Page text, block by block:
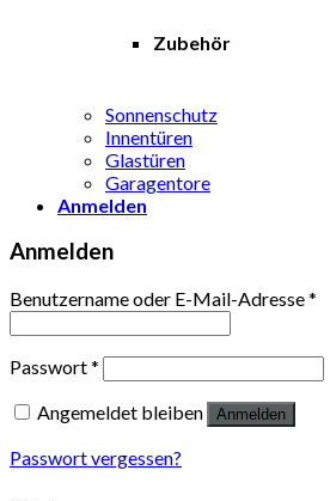
Zubehör
Sonnenschutz
Innentüren
Glastüren
Garagentore
Anmelden
Anmelden
Benutzername oder E-Mail-Adresse*
Passwort*
Angemeldet bleiben
Anmelden
Passwort vergessen?